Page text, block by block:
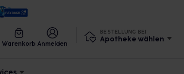
Warenkorb Anmelden
BESTELLUNG BEI
Apotheke wählen